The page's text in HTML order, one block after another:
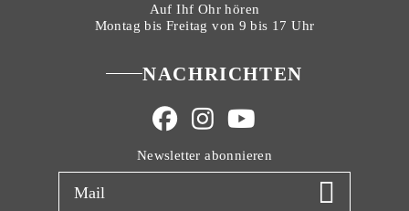
Auf Ihf Ohr hören
Montag bis Freitag von 9 bis 17 Uhr
NACHRICHTEN
Newsletter abonnieren